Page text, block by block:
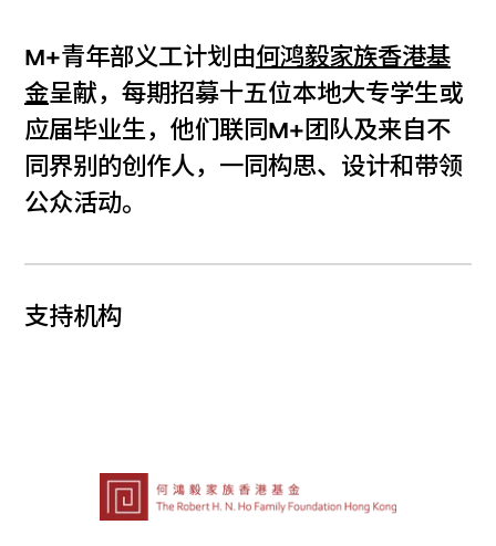
M+青年部义工计划由何鸿毅家族香港基
金呈献，每期招募十五位本地大专学生或
应届毕业生，他们联同M+团队及来自不
同界别的创作人，一同构思、设计和带领
公众活动。
支持机构